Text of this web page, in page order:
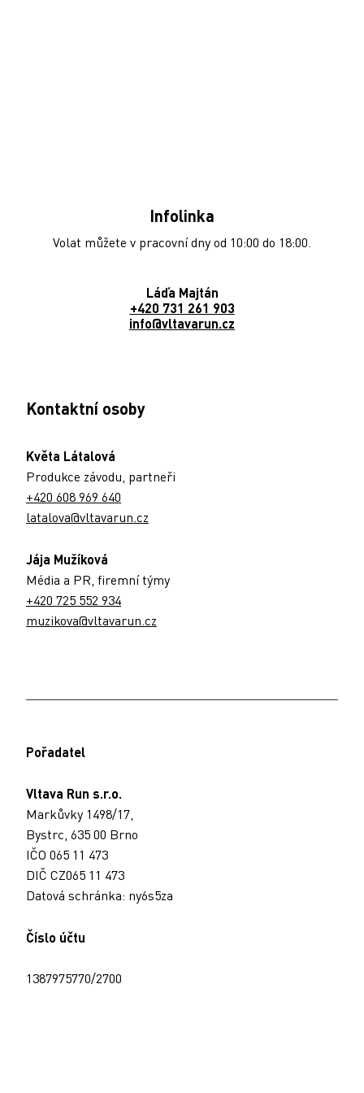
Infolinka
Volat můžete v pracovní dny od 10:00 do 18:00.
Láďa Majtán
+420 731 261 903
info@vltavarun.cz
Kontaktní osoby
Květa Látalová
Produkce závodu, partneři
+420 608 969 640
latalova@vltavarun.cz
Jája Mužíková
Média a PR, firemní týmy
+420 725 552 934
muzikova@vltavarun.cz
Pořadatel
Vltava Run s.r.o.
Markůvky 1498/17,
Bystrc, 635 00 Brno
IČO 065 11 473
DIČ CZ065 11 473
Datová schránka: ny6s5za
Číslo účtu
1387975770/2700